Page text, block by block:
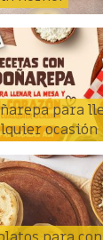
para
ocasión